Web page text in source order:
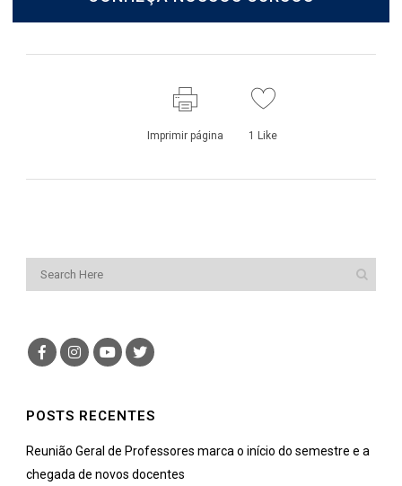
Imprimir página 1 Like
POSTS RECENTES
Reunião Geral de Professores marca o início do semestre e a
chegada de novos docentes